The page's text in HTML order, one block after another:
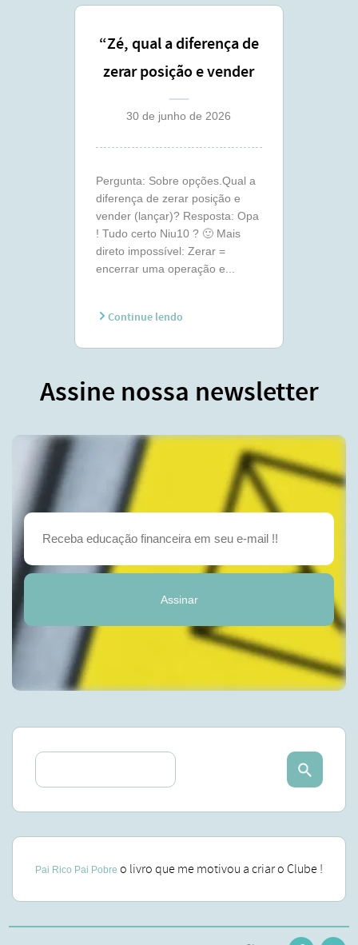
“Zé, qual a diferença de
zerar posição e vender
(lançar) ?”
30 de junho de 2026
Pergunta: Sobre opções.Qual a
diferença de zerar posição e
vender (lançar)? Resposta: Opa
! Tudo certo Niu10 ? 🙂 Mais
direto impossível: Zerar =
encerrar uma operação e...
Continue lendo
Assine nossa newsletter
Assinar
Pai Rico Pai Pobre o livro que me motivou a criar o Clube !